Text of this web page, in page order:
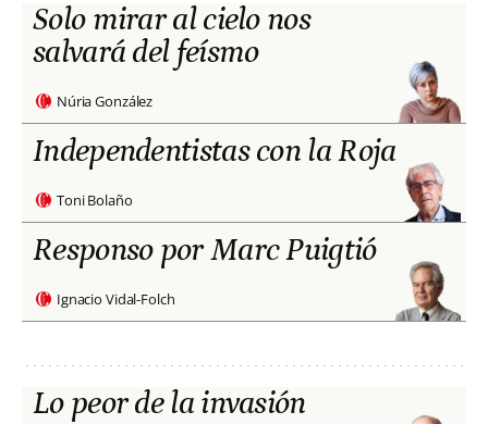
Solo mirar al cielo nos
salvará del feísmo
Núria González
Independentistas con la Roja
Toni Bolaño
Responso por Marc Puigtió
Ignacio Vidal-Folch
Lo peor de la invasión